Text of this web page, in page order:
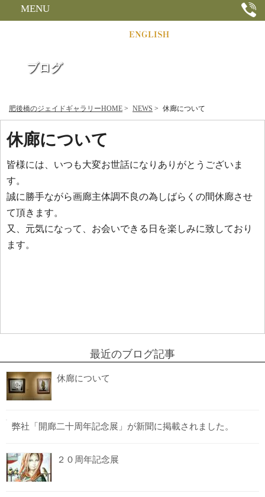
MENU
ブログ
肥後橋のジェイドギャラリーHOME > NEWS > 休廊について
休廊について
皆様には、いつも大変お世話になりありがとうございま
す。
誠に勝手ながら画廊主体調不良の為しばらくの間休廊させ
て頂きます。
又、元気になって、お会いできる日を楽しみに致しており
ます。
最近のブログ記事
休廊について
弊社「開廊二十周年記念展」が新聞に掲載されました。
２０周年記念展